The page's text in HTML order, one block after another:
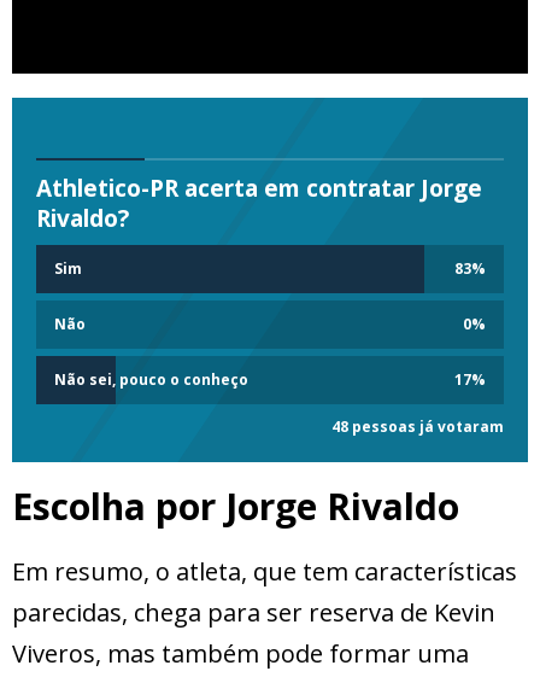
Athletico-PR acerta em contratar Jorge
Rivaldo?
Sim 83%
Não 0%
Não sei, pouco o conheço 17%
48 pessoas já votaram
Escolha por Jorge Rivaldo
Em resumo, o atleta, que tem características
parecidas, chega para ser reserva de Kevin
Viveros, mas também pode formar uma